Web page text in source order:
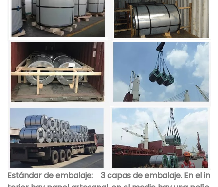
Estándar de embalaje:
3 capas de embalaje. En el in